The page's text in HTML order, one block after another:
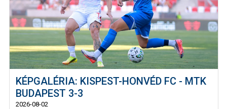
KÉPGALÉRIA: KISPEST-HONVÉD FC - MTK
BUDAPEST 3-3
2026-08-02